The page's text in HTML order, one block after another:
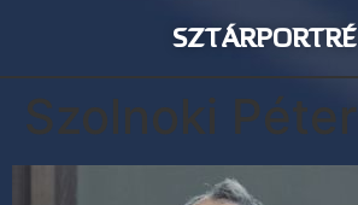
SZTÁRPORTRÉ
Szolnoki Péter